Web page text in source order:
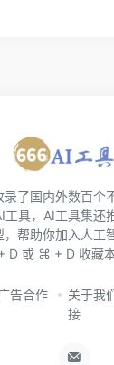
了国内外数百个
工具，AI工具集还
，帮助你加入人工
D 或 ⌘ + D 收藏本
告合作 关于我
接